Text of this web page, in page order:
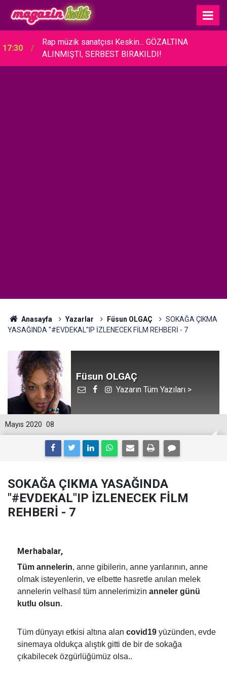
17:30
Rap müzik sanatçısı Keskin... GÖZALTINA
ALINMIŞTI, SERBEST BIRAKILDI!
Anasayfa Yazarlar Füsun OLGAÇ
SOKAĞA ÇIKMA
YASAĞINDA "#EVDEKAL"IP İZLENECEK FİLM REHBERİ - 7
Füsun OLGAÇ
Yazarın Tüm Yazıları >
08
Mayıs 2020
SOKAĞA ÇIKMA YASAĞINDA
"#EVDEKAL"IP İZLENECEK FİLM
REHBERİ - 7
Merhabalar,
Tüm annelerin, anne gibilerin, anne yarılarının, anne
olmak isteyenlerin, ve elbette hasretle anılan melek
annelerin velhasıl tüm annelerimizin anneler günü
kutlu olsun.
Tüm dünyayı etkisi altına alan covid19yüzünden, evde
sinemaya oldukça alıştık gitti de bir de sokağa
çıkabilecek özgürlüğümüz olsa..